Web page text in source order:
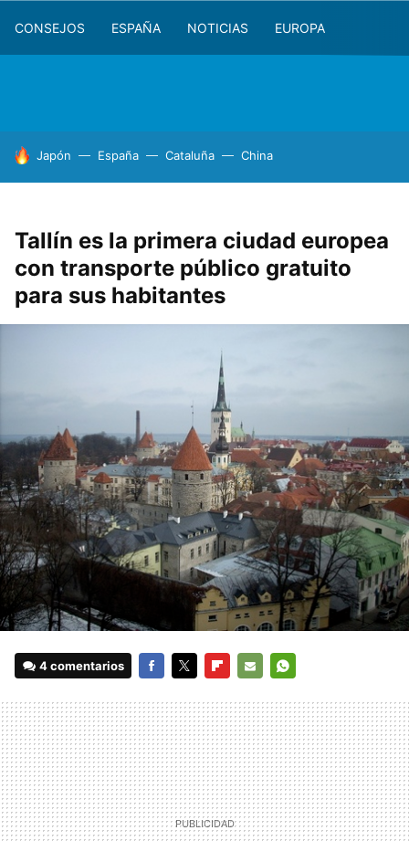
CONSEJOS ESPAÑA NOTICIAS EUROPA
HOY SE HABLA DE
Japón España Cataluña China
Tallín es la primera ciudad europea
con transporte público gratuito
para sus habitantes
4 comentarios
MAIL